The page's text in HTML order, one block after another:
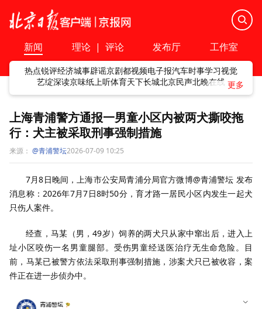
新闻 理论 | 评论 发布厅 工作室
热点锐评经济城事辟谣京剧都视频电子报汽车时事学习视觉
艺绽深读京味纸上听体育天下长城北京民声北晚在线
上海青浦警方通报一男童小区内被两犬撕咬拖
行：犬主被采取刑事强制措施
来源： @青浦警坛2026-07-09 10:25
7月8日晚间，上海市公安局青浦分局官方微博@青浦警坛 发布
消息称：2026年7月7日8时50分，育才路一居民小区内发生一起犬
只伤人案件。
经查，马某（男，49岁）饲养的两犬只从家中窜出后，进入上
址小区咬伤一名男童腿部。受伤男童经送医治疗无生命危险。目
前，马某已被警方依法采取刑事强制措施，涉案犬只已被收容，案
件正在进一步侦办中。